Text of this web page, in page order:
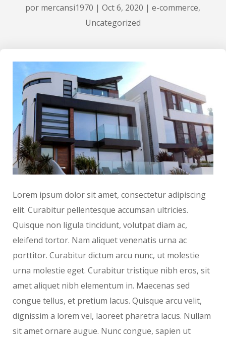
por mercansi1970 |Oct 6, 2020 |e-commerce,
Uncategorized
Lorem ipsum dolor sit amet, consectetur adipiscing
elit. Curabitur pellentesque accumsan ultricies.
Quisque non ligula tincidunt, volutpat diam ac,
eleifend tortor. Nam aliquet venenatis urna ac
porttitor. Curabitur dictum arcu nunc, ut molestie
urna molestie eget. Curabitur tristique nibh eros, sit
amet aliquet nibh elementum in. Maecenas sed
congue tellus, et pretium lacus. Quisque arcu velit,
dignissim a lorem vel, laoreet pharetra lacus. Nullam
sit amet ornare augue. Nunc congue, sapien ut